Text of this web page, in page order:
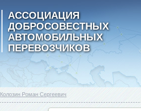
АССОЦИАЦИЯ
ДОБРОСОВЕСТНЫХ
АВТОМОБИЛЬНЫХ
ПЕРЕВОЗЧИКОВ
Колозин Роман Сергеевич